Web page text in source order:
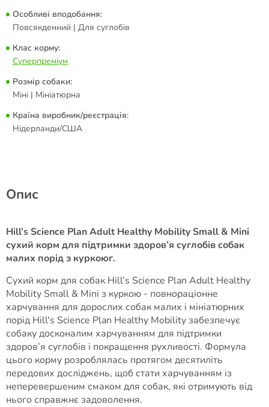
Особливі вподобання:
Повсякденний | Для суглобів
Клас корму:
Суперпреміум
Розмір собаки:
Міні | Мініатюрна
Країна виробник/реєстрація:
Нідерланди/США
Опис
Hill’s Science Plan Adult Healthy Mobility Small & Mini
сухий корм для підтримки здоров’я суглобів собак
малих порід з куркоюг.
Сухий корм для собак Hill’s Science Plan Adult Healthy
Mobility Small & Mini з куркою - повнораціонне
харчування для дорослих собак малих і мініатюрних
порід Hill's Science Plan Healthy Mobility забезпечує
собаку досконалим харчуванням для підтримки
здоров’я суглобів і покращення рухливості. Формула
цього корму розроблялась протягом десятиліть
передових досліджень, щоб стати харчуванням із
неперевершеним смаком для собак, які отримують від
нього справжнє задоволення.